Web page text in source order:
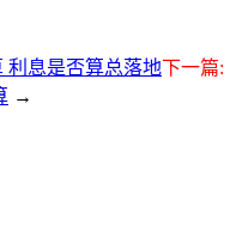
利息是否算总落地下一篇:
→